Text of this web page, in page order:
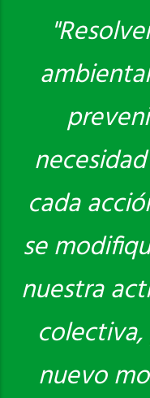
cada
se
nuestra
nuevo